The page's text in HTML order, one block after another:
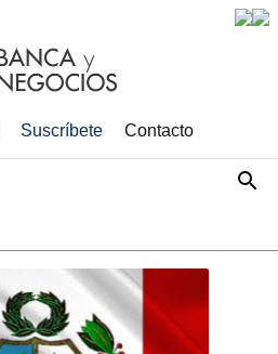
Suscríbete Contacto